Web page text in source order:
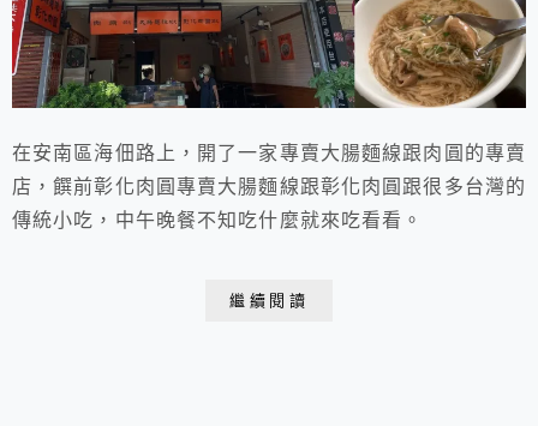
在安南區海佃路上，開了一家專賣大腸麵線跟肉圓的專賣
店，饌前彰化肉圓專賣大腸麵線跟彰化肉圓跟很多台灣的
傳統小吃，中午晚餐不知吃什麼就來吃看看。
繼續閱讀